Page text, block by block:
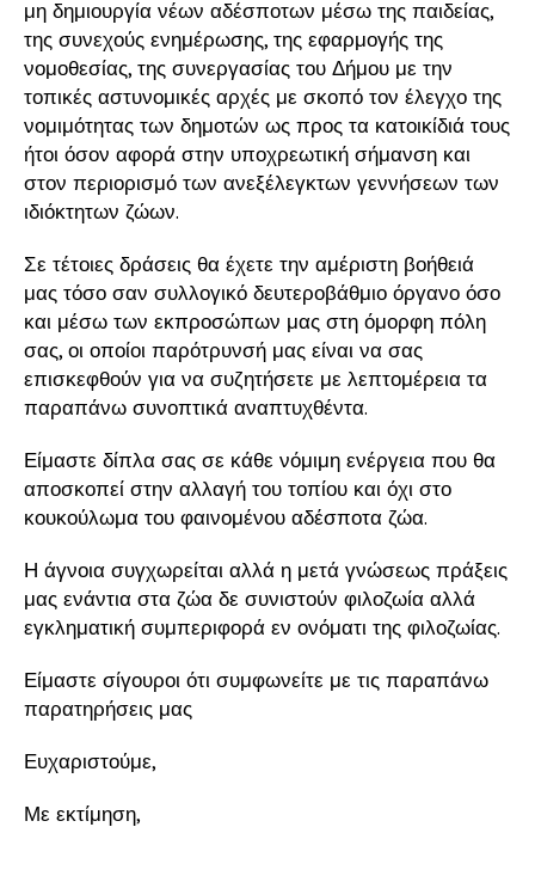
μη δημιουργία νέων αδέσποτων μέσω της παιδείας,
της συνεχούς ενημέρωσης, της εφαρμογής της
νομοθεσίας, της συνεργασίας του Δήμου με την
τοπικές αστυνομικές αρχές με σκοπό τον έλεγχο της
νομιμότητας των δημοτών ως προς τα κατοικίδιά τους
ήτοι όσον αφορά στην υποχρεωτική σήμανση και
στον περιορισμό των ανεξέλεγκτων γεννήσεων των
ιδιόκτητων ζώων.
Σε τέτοιες δράσεις θα έχετε την αμέριστη βοήθειά
μας τόσο σαν συλλογικό δευτεροβάθμιο όργανο όσο
και μέσω των εκπροσώπων μας στη όμορφη πόλη
σας, οι οποίοι παρότρυνσή μας είναι να σας
επισκεφθούν για να συζητήσετε με λεπτομέρεια τα
παραπάνω συνοπτικά αναπτυχθέντα.
Είμαστε δίπλα σας σε κάθε νόμιμη ενέργεια που θα
αποσκοπεί στην αλλαγή του τοπίου και όχι στο
κουκούλωμα του φαινομένου αδέσποτα ζώα.
Η άγνοια συγχωρείται αλλά η μετά γνώσεως πράξεις
μας ενάντια στα ζώα δε συνιστούν φιλοζωία αλλά
εγκληματική συμπεριφορά εν ονόματι της φιλοζωίας.
Είμαστε σίγουροι ότι συμφωνείτε με τις παραπάνω
παρατηρήσεις μας
Ευχαριστούμε,
Με εκτίμηση,